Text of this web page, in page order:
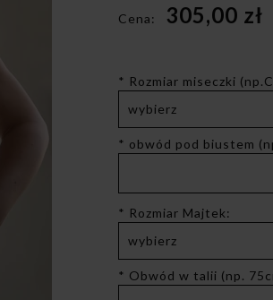
Cena: 305,00 zł
* Rozmiar miseczki
* obwód pod biustem
* Rozmiar Majtek:
* Obwód w talii (np.